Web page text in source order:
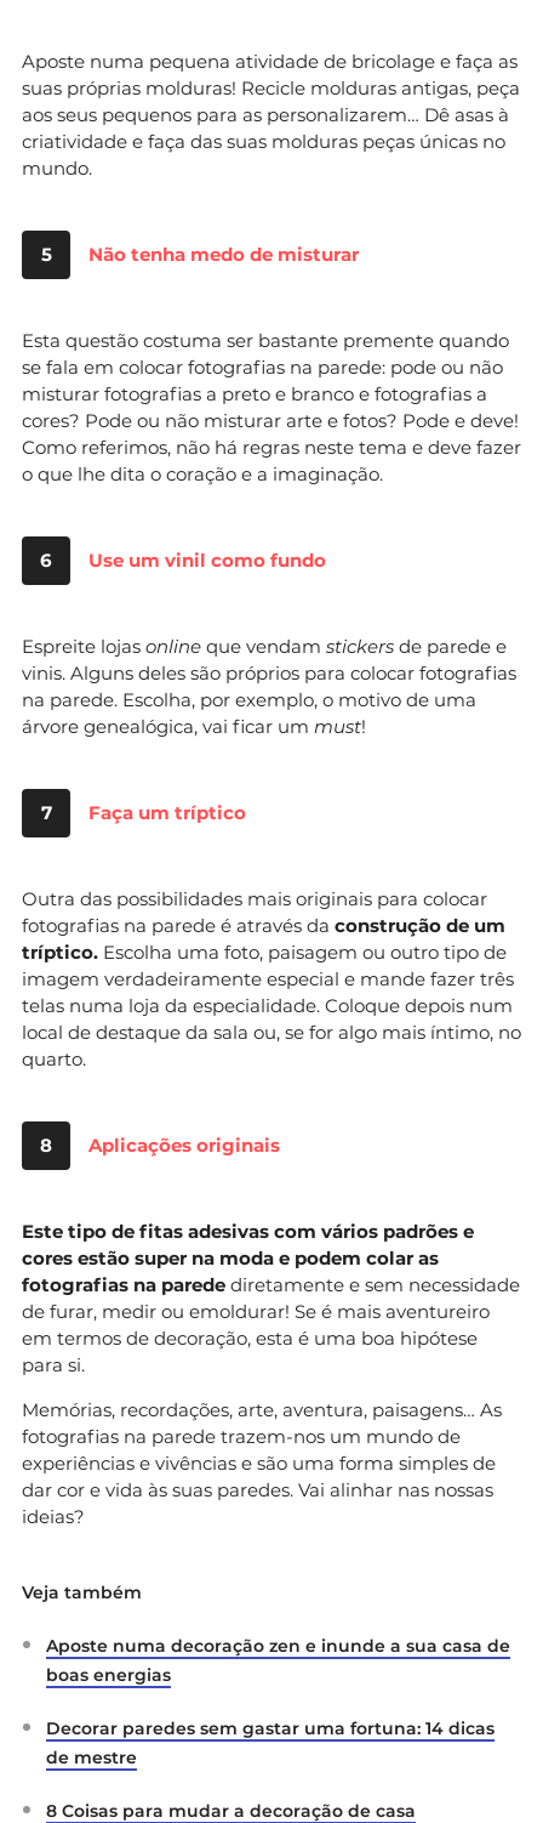
Aposte numa pequena atividade de bricolage e faça as
suas próprias molduras! Recicle molduras antigas, peça
aos seus pequenos para as personalizarem… Dê asas à
criatividade e faça das suas molduras peças únicas no
mundo.
5 Não tenha medo de misturar
Esta questão costuma ser bastante premente quando
se fala em colocar fotografias na parede: pode ou não
misturar fotografias a preto e branco e fotografias a
cores? Pode ou não misturar arte e fotos? Pode e deve!
Como referimos, não há regras neste tema e deve fazer
o que lhe dita o coração e a imaginação.
6 Use um vinil como fundo
Espreite lojas online que vendam stickers de parede e
vinis. Alguns deles são próprios para colocar fotografias
na parede. Escolha, por exemplo, o motivo de uma
árvore genealógica, vai ficar um must!
7 Faça um tríptico
Outra das possibilidades mais originais para colocar
fotografias na parede é através da construção de um
tríptico. Escolha uma foto, paisagem ou outro tipo de
imagem verdadeiramente especial e mande fazer três
telas numa loja da especialidade. Coloque depois num
local de destaque da sala ou, se for algo mais íntimo, no
quarto.
8 Aplicações originais
Este tipo de fitas adesivas com vários padrões e
cores estão super na moda e podem colar as
fotografias na parede diretamente e sem necessidade
de furar, medir ou emoldurar! Se é mais aventureiro
em termos de decoração, esta é uma boa hipótese
para si.
Memórias, recordações, arte, aventura, paisagens… As
fotografias na parede trazem-nos um mundo de
experiências e vivências e são uma forma simples de
dar cor e vida às suas paredes. Vai alinhar nas nossas
ideias?
Veja também
Aposte numa decoração zen e inunde a sua casa de
boas energias
Decorar paredes sem gastar uma fortuna: 14 dicas
de mestre
8 Coisas para mudar a decoração de casa